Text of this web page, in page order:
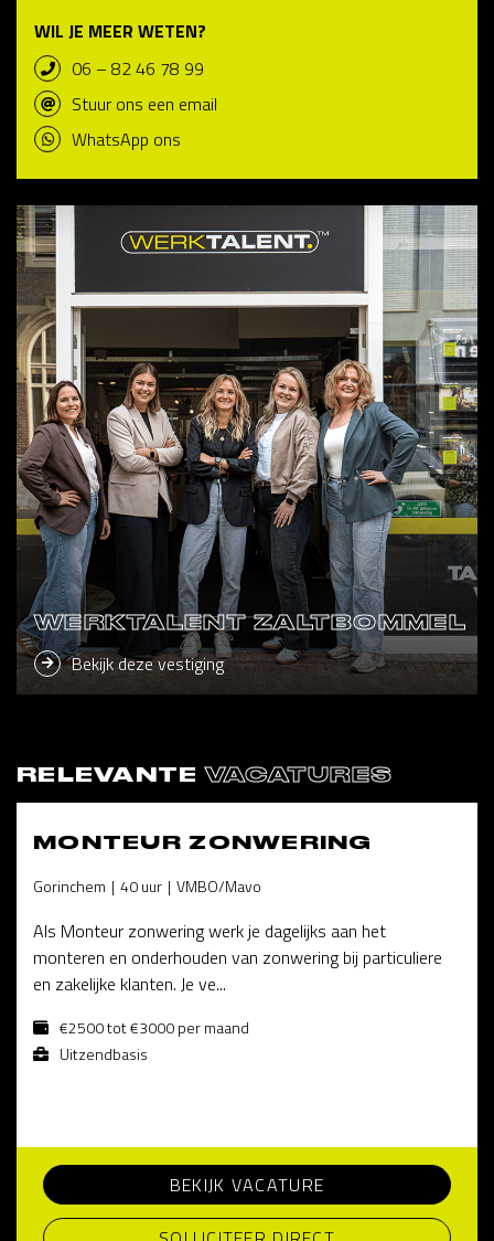
WIL JE MEER WETEN?
06 – 82 46 78 99
Stuur ons een email
WhatsApp ons
WERKTALENT ZALTBOMMEL
Bekijk deze vestiging
RELEVANTEVACATURES
MONTEUR ZONWERING
Gorinchem 40 uur VMBO/Mavo
Als Monteur zonwering werk je dagelijks aan het
monteren en onderhouden van zonwering bij particuliere
en zakelijke klanten. Je ve...
€2500 tot €3000 per maand
Uitzendbasis
BEKIJK VACATURE